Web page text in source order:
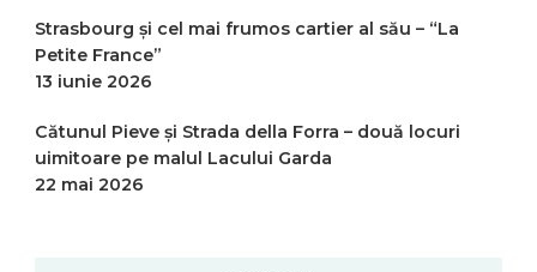
Strasbourg și cel mai frumos cartier al său – “La
Petite France”
13 iunie 2026
Cătunul Pieve și Strada della Forra – două locuri
uimitoare pe malul Lacului Garda
22 mai 2026